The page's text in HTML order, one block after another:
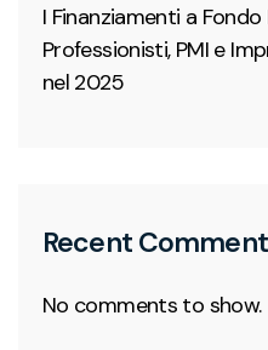
I Finanziamenti a
Professionisti, PMI e
nel 2025
Recent
No comments to show.